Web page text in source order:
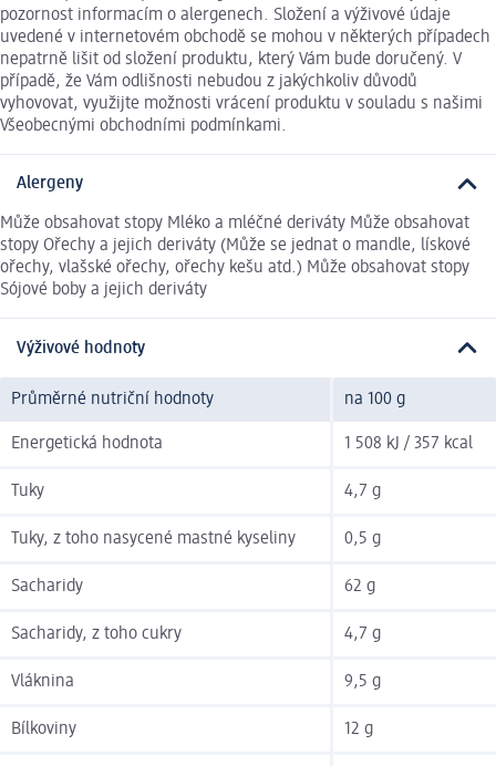
pozornost informacím o alergenech. Složení a výživové údaje
uvedené v internetovém obchodě se mohou v některých případech
nepatrně lišit od složení produktu, který Vám bude doručený. V
případě, že Vám odlišnosti nebudou z jakýchkoliv důvodů
vyhovovat, využijte možnosti vrácení produktu v souladu s našimi
Všeobecnými obchodními podmínkami.
Alergeny
Může obsahovat stopy Mléko a mléčné deriváty Může obsahovat
stopy Ořechy a jejich deriváty (Může se jednat o mandle, lískové
ořechy, vlašské ořechy, ořechy kešu atd.) Může obsahovat stopy
Sójové boby a jejich deriváty
Výživové hodnoty
Průměrné nutriční hodnoty na 100 g
Energetická hodnota 1 508 kJ / 357 kcal
Tuky 4,7 g
Tuky, z toho nasycené mastné kyseliny 0,5 g
Sacharidy 62 g
Sacharidy, z toho cukry 4,7 g
Vláknina 9,5 g
Bílkoviny 12 g